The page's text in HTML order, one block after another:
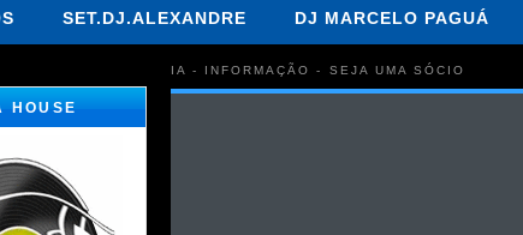
SET.DJ.ALEXANDRE DJ MARCELO PAGUÁ
HOUSE
IA - INFORMAÇÃO - SEJA UMA SÓCIO